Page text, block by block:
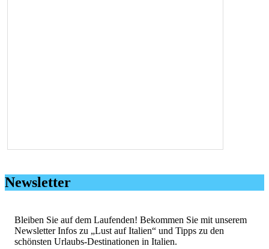
Newsletter
Bleiben Sie auf dem Laufenden! Bekommen Sie mit unserem
Newsletter Infos zu „Lust auf Italien“ und Tipps zu den
schönsten Urlaubs-Destinationen in Italien.